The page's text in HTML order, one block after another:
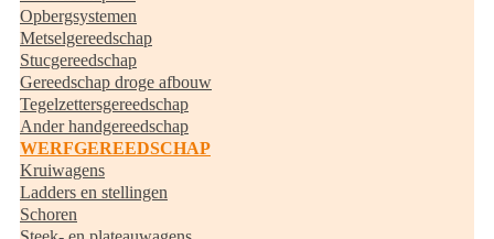
Opbergsystemen
Metselgereedschap
Stucgereedschap
Gereedschap droge afbouw
Tegelzettersgereedschap
Ander handgereedschap
WERFGEREEDSCHAP
Kruiwagens
Ladders en stellingen
Schoren